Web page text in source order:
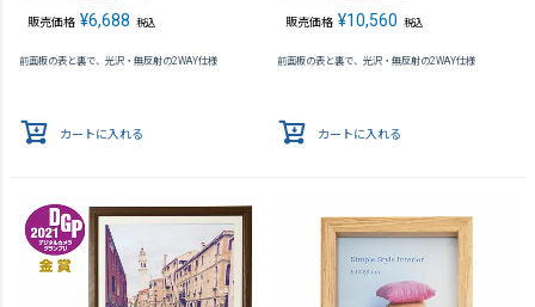
販売価格 ¥6,688 税込
前面板の表と裏で、光沢・無反射の2WAY仕様
カートに入れる
販売価格 ¥10,560 税込
前面板の表と裏で、光沢・無反射の2WAY仕様
カートに入れる